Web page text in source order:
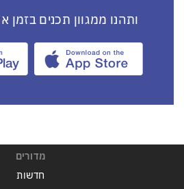
ותהנו ממגוון תכנים בזמן
מדורים
חדשות